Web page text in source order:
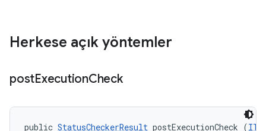
Herkese açık yöntemler
postExecutionCheck
public StatusCheckerResult postExecutionCheck (